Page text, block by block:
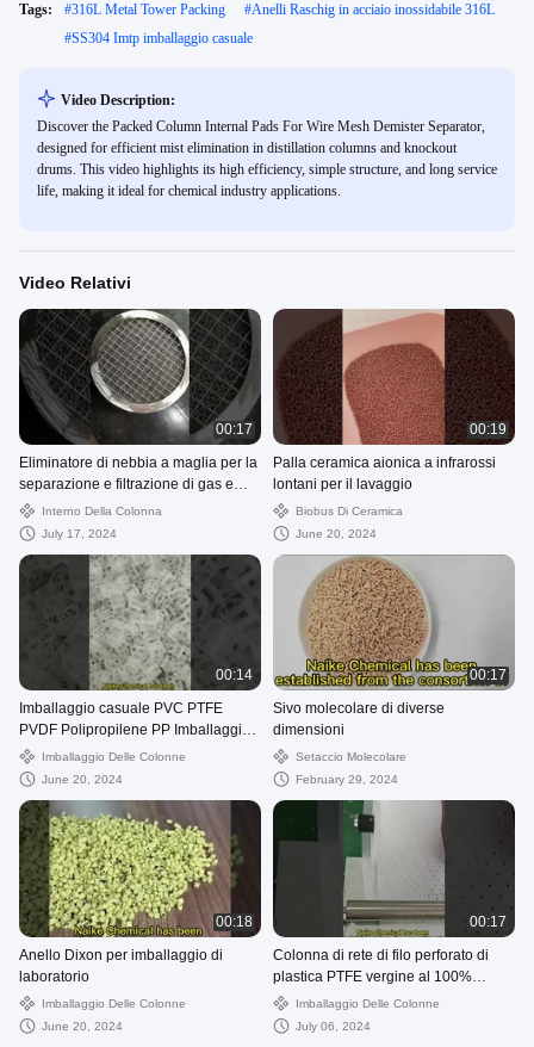
Tags: #316L Metal Tower Packing #Anelli Raschig in acciaio inossidabile 316L
#SS304 Imtp imballaggio casuale
Video Description:
Discover the Packed Column Internal Pads For Wire Mesh Demister Separator,
designed for efficient mist elimination in distillation columns and knockout
drums. This video highlights its high efficiency, simple structure, and long service
life, making it ideal for chemical industry applications.
Video Relativi
00:17
Eliminatore di nebbia a maglia per la
separazione e filtrazione di gas e
liquidiInterno Della Colonna
July 17, 2024
00:19
Palla ceramica aionica a infrarossi
lontani per il lavaggio
Biobus Di Ceramica
June 20, 2024
00:14
Imballaggio casuale PVC PTFE
PVDF Polipropilene PP Imballaggio
anello di plastica Pall
Imballaggio Delle Colonne
June 20, 2024
00:17
Sivo molecolare di diverse
dimensioni
Setaccio Molecolare
February 29, 2024
00:18
Anello Dixon per imballaggio di
laboratorio
Imballaggio Delle Colonne
June 20, 2024
00:17
Colonna di rete di filo perforato di
plastica PTFE vergine al 100%
imballaggio 500Y per raffinazione
Imballaggio Delle Colonne
July 06, 2024